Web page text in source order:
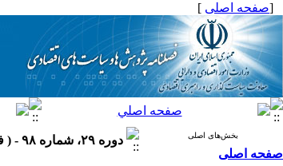
[صفحه اصلی ]
بخش‌های اصلی
صفحه اصلی
دوره ۲۹، شماره ۹۸ - ( فصلنامه پژوهش ها و سیاست های اقتصادی ۱۴۰۰ )